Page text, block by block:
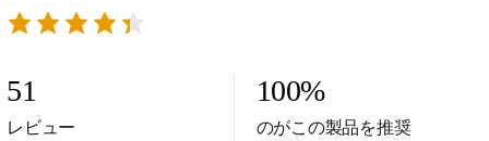
51
レビュー
100%
のがこの製品を推奨